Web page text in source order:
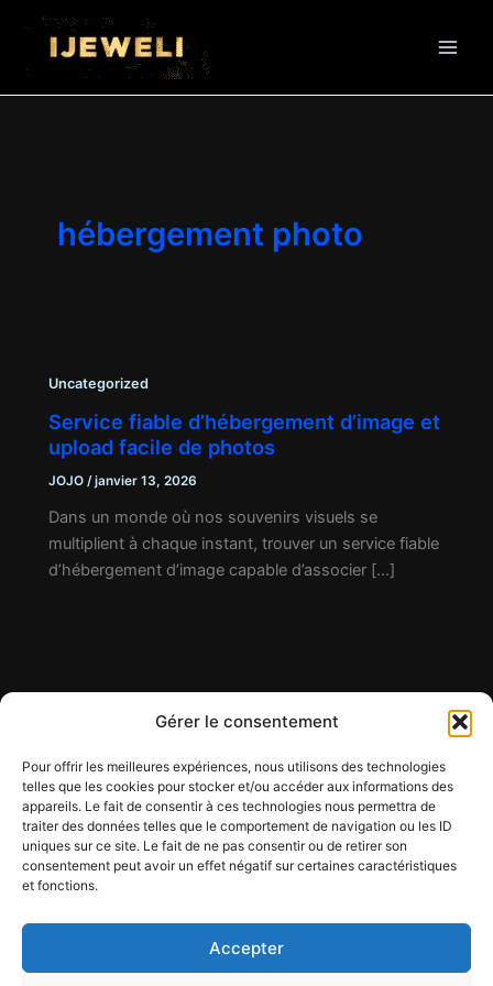
Gérer le consentement
Pour offrir les meilleures expériences, nous utilisons des technologies
telles que les cookies pour stocker et/ou accéder aux informations des
appareils. Le fait de consentir à ces technologies nous permettra de
traiter des données telles que le comportement de navigation ou les ID
uniques sur ce site. Le fait de ne pas consentir ou de retirer son
consentement peut avoir un effet négatif sur certaines caractéristiques
et fonctions.
Accepter
contenu
hébergement photo
Uncategorized
Service fiable d’hébergement d’image et
upload facile de photos
JOJO /janvier 13, 2026
Dans un monde où nos souvenirs visuels se
multiplient à chaque instant, trouver un service fiable
d’hébergement d’image capable d’associer […]
Contact
Mentions légales
Conditions générales d'utilisation
Conditions générales de vente